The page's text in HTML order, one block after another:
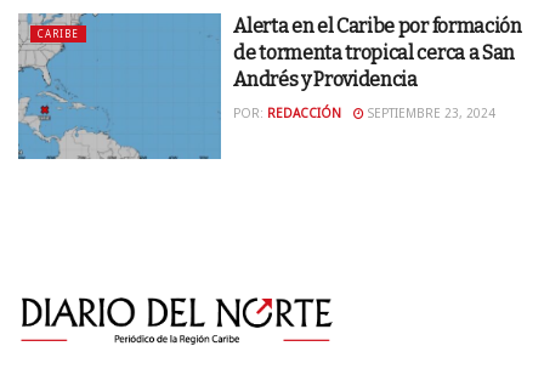
CARIBE
Alerta en el Caribe por formación
de tormenta tropical cerca a San
Andrés y Providencia
POR: REDACCIÓN SEPTIEMBRE 23, 2024